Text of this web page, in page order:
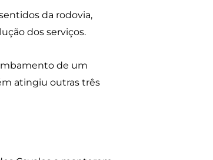
da rodovia,
dos serviços.
de um
atingiu outras três